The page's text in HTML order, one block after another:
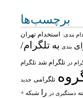
برچسب‌ها
بندی: استخدام تهران
بندی به تلگرام/
در تلگرام شد تلگرام
تلگرامی جدید
دستگیری در را شبکه +